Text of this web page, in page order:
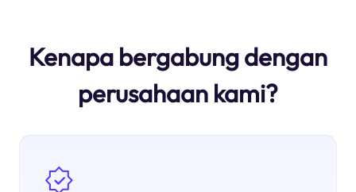
Kenapa bergabung dengan
perusahaan kami?